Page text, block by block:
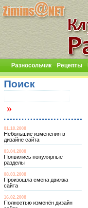
Разносольчик Рецепты
Поиск
01.10.2008
Небольшие изменения в
дизайне сайта
03.04.2008
Появились популярные
разделы
08.03.2008
Произошла смена движка
сайта
16.02.2008
Полностью изменён дизайн